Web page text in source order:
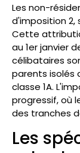
Les non-
d'imposition 2,
Cette
au 1er janvier
célibataires
parents isolés
classe 1A.
progressif, où
des tranches
Les